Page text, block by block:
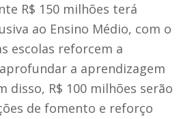
R$ 150 milhões terá
ao Ensino Médio, com o
escolas reforcem a
a aprendizagem
disso, R$ 100 milhões serão
de fomento e reforço